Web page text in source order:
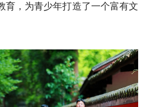
育，为青少年打造了一个富有文